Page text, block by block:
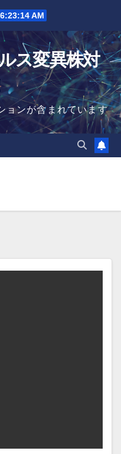
6:23:15 AM
ス変異株対
ョンが含まれています